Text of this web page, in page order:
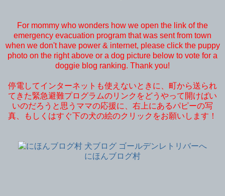
For mommy who wonders how we open the link of the
emergency evacuation program that was sent from town
when we don't have power & internet, please click the puppy
photo on the right above or a dog picture below to vote for a
doggie blog ranking. Thank you!
停電してインターネットも使えないときに、町から送られ
てきた緊急避難プログラムのリンクをどうやって開けばい
いのだろうと思うママの応援に、右上にあるパピーの写
真、もしくはすぐ下の犬の絵のクリックをお願いします！
にほんブログ村